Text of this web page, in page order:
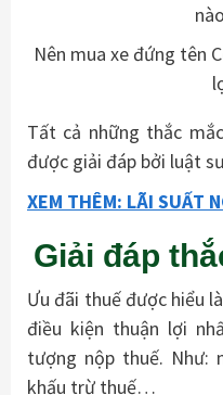
Nên mua xe đứng tên
Tất cả những thắc
được giải đáp bởi luật
XEM THÊM: LÃI SUẤT
Giải đáp
Ưu đãi thuế được hiểu
điều kiện thuận lợi
tượng nộp thuế. Như:
khấu trừ thuế…